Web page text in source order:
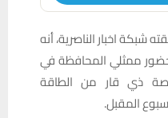
شبكة اخبار الناصرية، أنه
ممثلي المحافظة في
ذي قار من الطاقة
المقبل.